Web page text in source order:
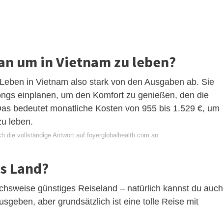
um in Vietnam zu leben?
in Vietnam also stark von den Ausgaben ab. Sie
einplanen, um den Komfort zu genießen, den die
bedeutet monatliche Kosten von 955 bis 1.529 €, um
leben.
die vollständige Antwort auf foyerglobalhealth.com an
Land?
günstiges Reiseland – natürlich kannst du auch
aber grundsätzlich ist eine tolle Reise mit